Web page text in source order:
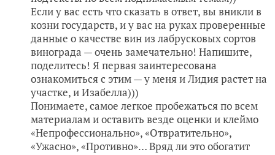
Если у вас есть что сказать в ответ, вы вникли в
козни государств, и у вас на руках проверенные
данные о качестве вин из лабрусковых сортов
винограда — очень замечательно! Напишите,
поделитесь! Я первая заинтересована
ознакомиться с этим — у меня и Лидия растет на
участке, и Изабелла)))
Понимаете, самое легкое пробежаться по всем
материалам и оставить везде оценки и клеймо
«Непрофессионально», «Отвратительно»,
«Ужасно», «Противно»… Вряд ли это обогатит